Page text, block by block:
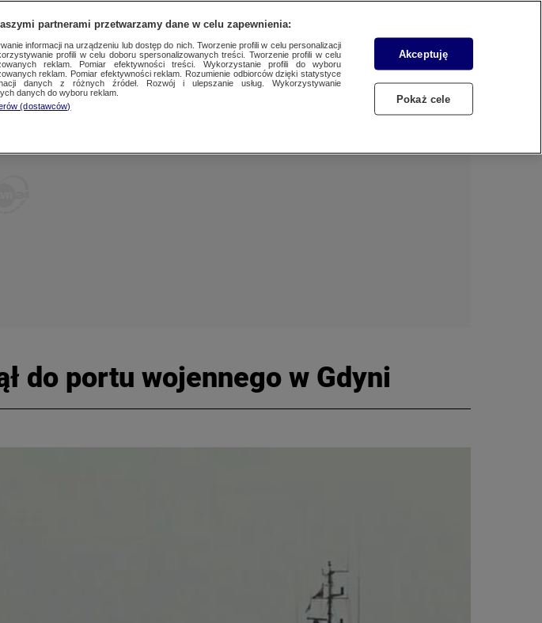
FAKTY O ŚWIECIE
Dzień dobry!
ZALOGUJ SIĘ
do portu wojennego w Gdyni
partnerami przetwarzamy dane w celu zapewnienia:
informacji na urządzeniu lub dostęp do nich. Tworzenie profili w celu personalizacji
profili w celu doboru spersonalizowanych treści. Tworzenie profili w celu
reklam. Pomiar efektywności treści. Wykorzystanie profili do wyboru
reklam. Pomiar efektywności reklam. Rozumienie odbiorców dzięki statystyce
danych z różnych źródeł. Rozwój i ulepszanie usług. Wykorzystywanie
danych do wyboru reklam.
(dostawców)
Akceptuję
Pokaż cele